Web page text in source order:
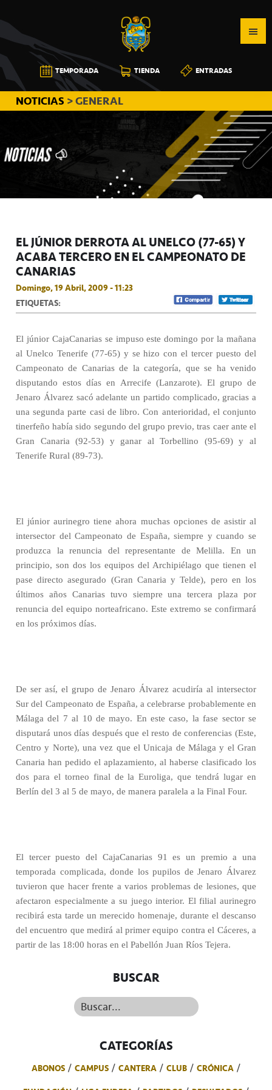
a
la
navegación
principal
al
contenido
principal
a
la
barra
lateral
principal
CB
CANARIAS
TEMPORADA TIENDA ENTRADAS
NOTICIAS > GENERAL
EL JÚNIOR DERROTA AL UNELCO (77-65) Y
ACABA TERCERO EN EL CAMPEONATO DE
CANARIAS
Domingo, 19 Abril, 2009 - 11:23
ETIQUETAS:
El júnior CajaCanarias se impuso este domingo por la mañana
al Unelco Tenerife (77-65) y se hizo con el tercer puesto del
Campeonato de Canarias de la categoría, que se ha venido
disputando estos días en Arrecife (Lanzarote). El grupo de
Jenaro Álvarez sacó adelante un partido complicado, gracias a
una segunda parte casi de libro. Con anterioridad, el conjunto
tinerfeño había sido segundo del grupo previo, tras caer ante el
Gran Canaria (92-53) y ganar al Torbellino (95-69) y al
Tenerife Rural (89-73).
El júnior aurinegro tiene ahora muchas opciones de asistir al
intersector del Campeonato de España, siempre y cuando se
produzca la renuncia del representante de Melilla. En un
principio, son dos los equipos del Archipiélago que tienen el
pase directo asegurado (Gran Canaria y Telde), pero en los
últimos años Canarias tuvo siempre una tercera plaza por
renuncia del equipo norteafricano. Este extremo se confirmará
en los próximos días.
De ser así, el grupo de Jenaro Álvarez acudiría al intersector
Sur del Campeonato de España, a celebrarse probablemente en
Málaga del 7 al 10 de mayo. En este caso, la fase sector se
disputará unos días después que el resto de conferencias (Este,
Centro y Norte), una vez que el Unicaja de Málaga y el Gran
Canaria han pedido el aplazamiento, al haberse clasificado los
dos para el torneo final de la Euroliga, que tendrá lugar en
Berlín del 3 al 5 de mayo, de manera paralela a la Final Four.
El tercer puesto del CajaCanarias 91 es un premio a una
temporada complicada, donde los pupilos de Jenaro Álvarez
tuvieron que hacer frente a varios problemas de lesiones, que
afectaron especialmente a su juego interior. El filial aurinegro
recibirá esta tarde un merecido homenaje, durante el descanso
del encuentro que medirá al primer equipo contra el Cáceres, a
partir de las 18:00 horas en el Pabellón Juan Ríos Tejera.
BUSCAR
Buscar...
CATEGORÍAS
ABONOS CAMPUS CANTERA CLUB
CRÓNICA